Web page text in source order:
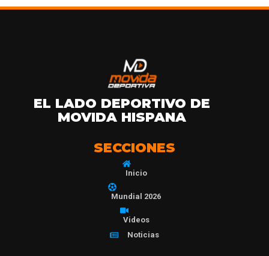
EL LADO DEPORTIVO DE
MOVIDA HISPANA
SECCIONES
Inicio
Mundial 2026
Videos
Noticias